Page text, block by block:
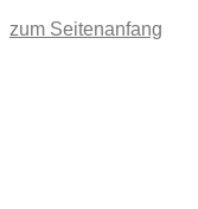
zum Seitenanfang